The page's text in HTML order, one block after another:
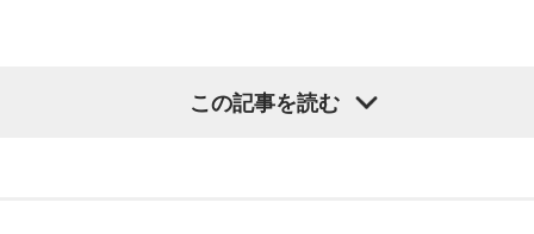
ブラジル戦のときも「守ろう」という気持ちはなくても、ブ
この記事を読む